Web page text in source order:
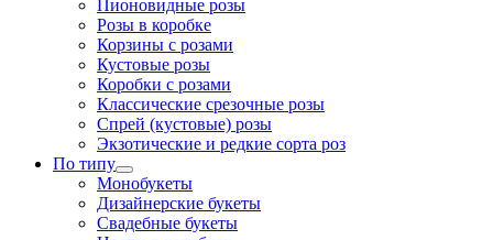
Пионовидные розы
Розы в коробке
Корзины с розами
Кустовые розы
Коробки с розами
Классические срезочные розы
Спрей (кустовые) розы
Экзотические и редкие сорта роз
По типу
Монобукеты
Дизайнерские букеты
Свадебные букеты